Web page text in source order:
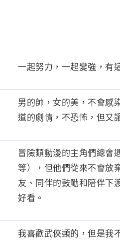
一起努力，一起變強，有
男的帥，女的美，不會感
道的劇情，不恐怖，但又
冒險類動漫的主角們總會
等），但他們從來不會放
友、同伴的鼓勵和陪伴下
好看。
我喜歡武俠類的，但是我